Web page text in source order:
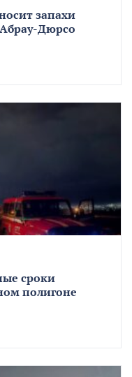
запахи
Дюрсо
сроки
полигоне